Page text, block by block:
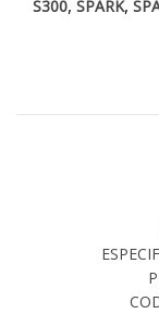
S300, SPARK,